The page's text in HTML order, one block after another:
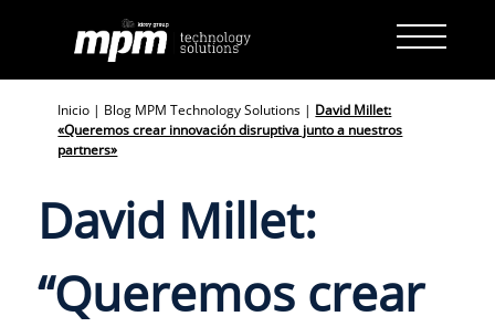
content
Inicio | Blog MPM Technology Solutions | David Millet:
«Queremos crear innovación disruptiva junto a nuestros
partners»
David Millet:
“Queremos crear